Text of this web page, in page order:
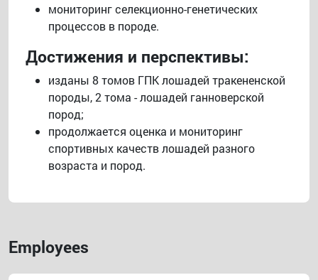
мониторинг селекционно-генетических
процессов в породе.
Достижения и перспективы:
изданы 8 томов ГПК лошадей тракененской
породы, 2 тома - лошадей ганноверской
пород;
продолжается оценка и мониторинг
спортивных качеств лошадей разного
возраста и пород.
Employees